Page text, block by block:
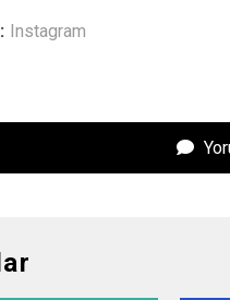
Instagram